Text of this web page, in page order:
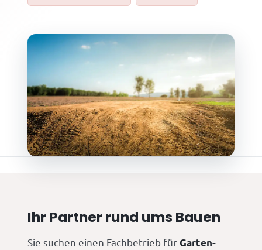
Ihr Partner rund ums Bauen
Sie suchen einen Fachbetrieb fürGarten-